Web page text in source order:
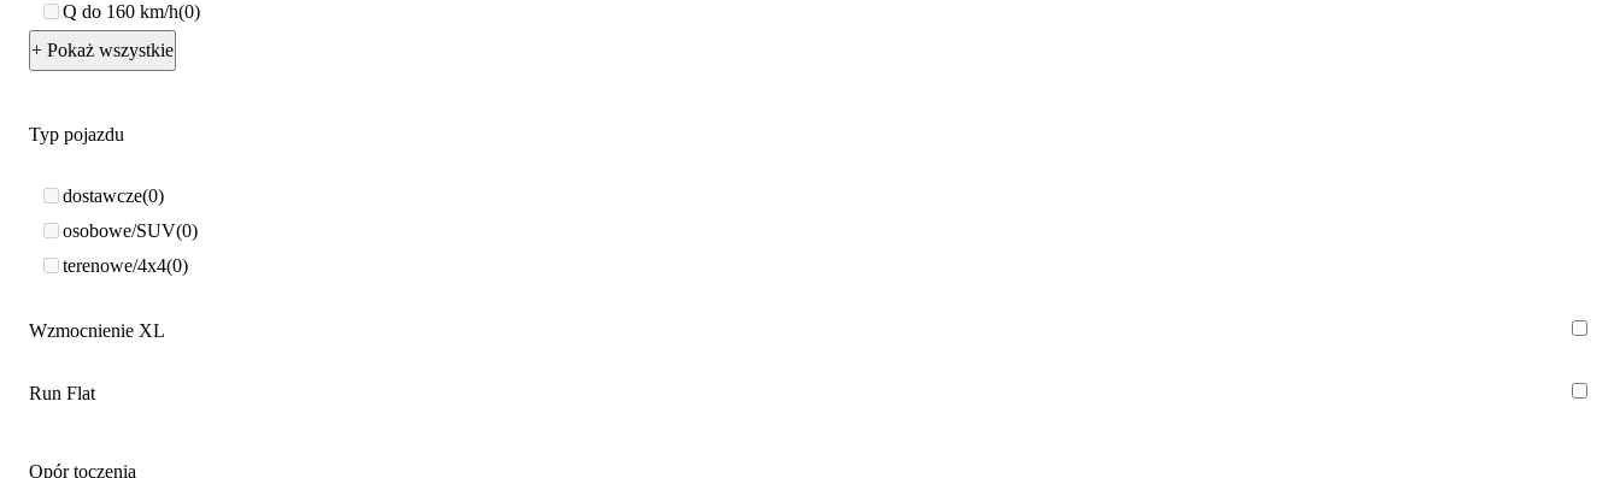
Q do 160 km/h 0
+ Pokaż wszystkie
Typ pojazdu
dostawcze 0
osobowe/SUV 0
terenowe/4x4 0
Wzmocnienie XL
Run Flat
Opór toczenia